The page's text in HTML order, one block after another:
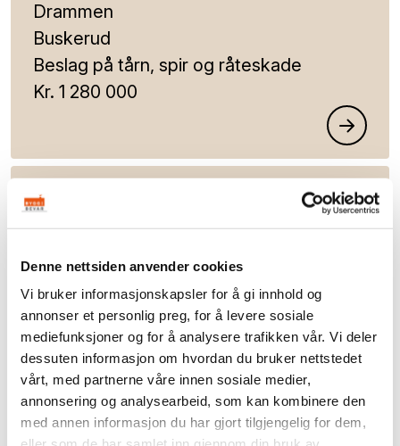
Denne nettsiden anvender cookies
Vi bruker informasjonskapsler for å gi innhold og
annonser et personlig preg, for å levere sosiale
mediefunksjoner og for å analysere trafikken vår. Vi deler
dessuten informasjon om hvordan du bruker nettstedet
vårt, med partnerne våre innen sosiale medier,
annonsering og analysearbeid, som kan kombinere den
med annen informasjon du har gjort tilgjengelig for dem,
Drammen
Buskerud
Beslag på tårn, spir og råteskade
Kr. 1 280 000
Hol gamle kyrkje
Hol
Konservering
Kr. 119 999
Bragernes kirke
Drammen